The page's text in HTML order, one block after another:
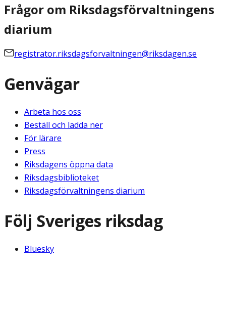
Frågor om Riksdagsförvaltningens
diarium
registrator.riksdagsforvaltningen@riksdagen.se
Genvägar
Arbeta hos oss
Beställ och ladda ner
För lärare
Press
Riksdagens öppna data
Riksdagsbiblioteket
Riksdagsförvaltningens diarium
Följ Sveriges riksdag
Bluesky